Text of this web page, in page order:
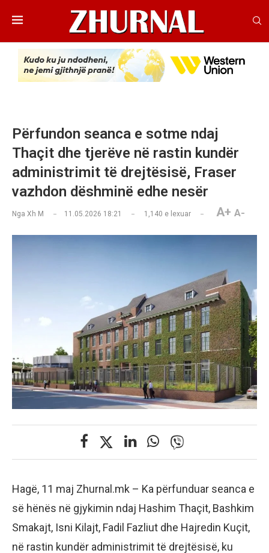
Përfundon seanca e sotme ndaj
Thaçit dhe tjerëve në rastin kundër
administrimit të drejtësisë, Fraser
vazhdon dëshminë edhe nesër
Nga Xh M 11.05.2026 18:21 1,140 e lexuar A+ A-
Hagë, 11 maj Zhurnal.mk – Ka përfunduar seanca e
së hënës në gjykimin ndaj Hashim Thaçit, Bashkim
Smakajt, Isni Kilajt, Fadil Fazliut dhe Hajredin Kuçit,
në rastin kundër administrimit të drejtësisë, ku